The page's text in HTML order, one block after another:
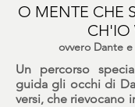
O MENTE CHE
CH'IO
ovvero Dante
Un percorso
guida gli occhi di
versi, che rievocano